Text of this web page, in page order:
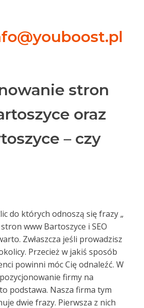
stron
oraz
– czy
do których odnoszą się frazy „
www Bartoszyce i SEO
Zwłaszcza jeśli prowadzisz
Przecież w jakiś sposób
powinni móc Cię odnaleźć. W
firmy na
podstawa. Nasza firma tym
dwie frazy. Pierwsza z nich